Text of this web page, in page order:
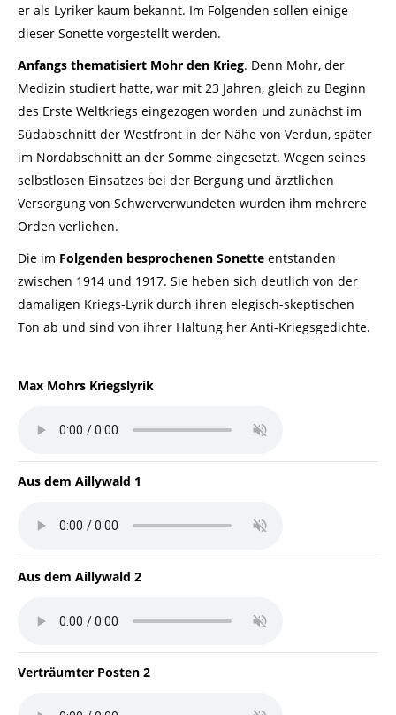
er als Lyriker kaum bekannt. Im Folgenden sollen einige
dieser Sonette vorgestellt werden.
Anfangs thematisiert Mohr den Krieg. Denn Mohr, der
Medizin studiert hatte, war mit 23 Jahren, gleich zu Beginn
des Erste Weltkriegs eingezogen worden und zunächst im
Südabschnitt der Westfront in der Nähe von Verdun, später
im Nordabschnitt an der Somme eingesetzt. Wegen seines
selbstlosen Einsatzes bei der Bergung und ärztlichen
Versorgung von Schwerverwundeten wurden ihm mehrere
Orden verliehen.
Die im Folgenden besprochenen Sonette entstanden
zwischen 1914 und 1917. Sie heben sich deutlich von der
damaligen Kriegs-Lyrik durch ihren elegisch-skeptischen
Ton ab und sind von ihrer Haltung her Anti-Kriegsgedichte.
Max Mohrs Kriegslyrik
Aus dem Aillywald 1
Aus dem Aillywald 2
Verträumter Posten 2